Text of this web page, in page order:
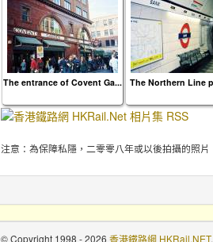
The entrance of Covent Ga... The Northern Line
注意：為保障私隱，二零零八年或以後拍攝的照
© Copyright 1998 - 2026 香港鐵路網 HKRail.NET.